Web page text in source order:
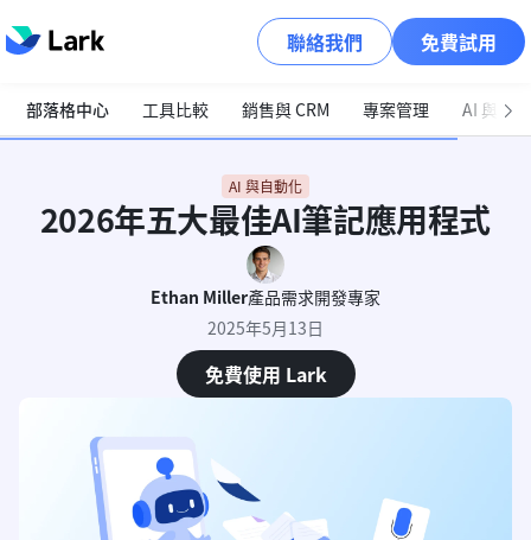
聯絡我們 免費試用
部落格中心 工具比較 銷售與 CRM 專案管理 AI 與自
AI 與自動化
2026年五大最佳AI筆記應用程式
Ethan Miller產品需求開發專家
2025年5月13日
免費使用 Lark